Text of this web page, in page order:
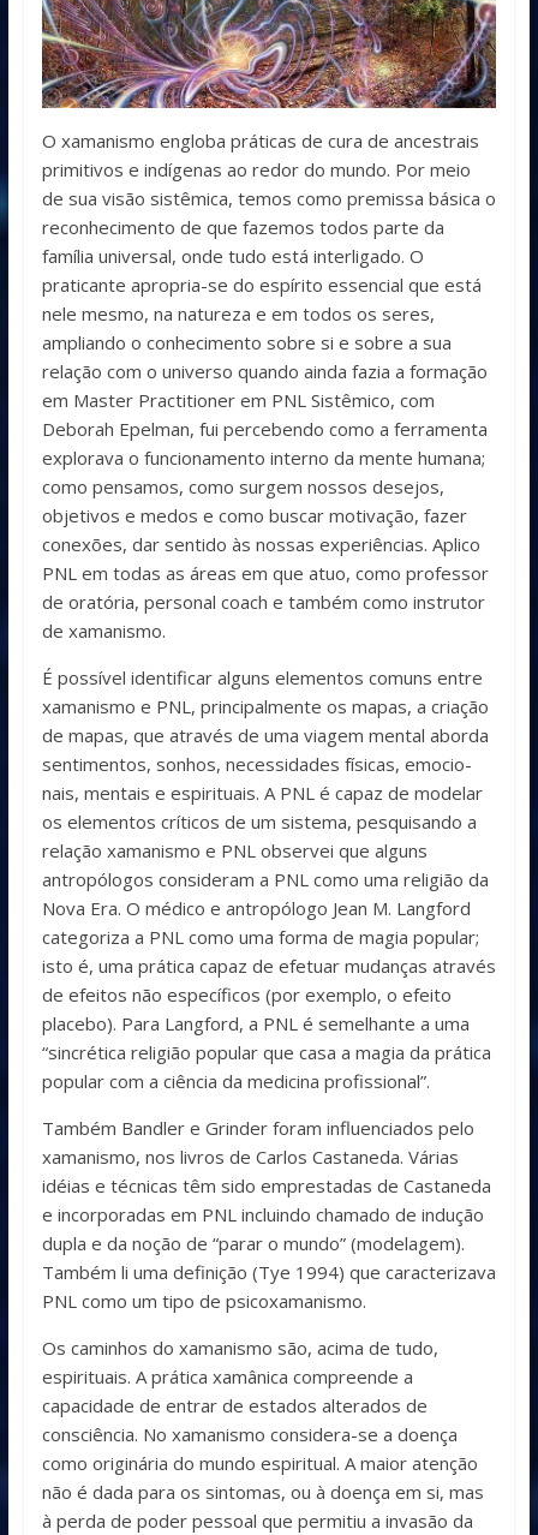
O xamanismo engloba práticas de cura de ancestrais
primitivos e indígenas ao redor do mundo. Por meio
de sua visão sistêmica, temos como premissa básica o
reconhecimento de que fazemos todos parte da
família universal, onde tudo está interligado. O
praticante apropria-se do espírito essencial que está
nele mesmo, na natureza e em todos os seres,
ampliando o conhecimento sobre si e sobre a sua
relação com o universo quando ainda fazia a formação
em Master Practitioner em PNL Sistêmico, com
Deborah Epelman, fui percebendo como a ferramenta
explorava o funcionamento interno da mente humana;
como pensamos, como surgem nossos desejos,
objetivos e medos e como buscar motivação, fazer
conexões, dar sentido às nossas experiências. Aplico
PNL em todas as áreas em que atuo, como professor
de oratória, personal coach e também como instrutor
de xamanismo.
É possível identificar alguns elementos comuns entre
xamanismo e PNL, principalmente os mapas, a criação
de mapas, que através de uma viagem mental aborda
sentimentos, sonhos, necessidades físicas, emocio­
nais, mentais e espirituais. A PNL é capaz de modelar
os elementos críticos de um sistema, pesquisando a
relação xamanismo e PNL observei que al­guns
antropólogos consideram a PNL como uma religião da
Nova Era. O médico e antropólogo Jean M. Langford
categoriza a PNL como uma forma de magia popular;
isto é, uma prática capaz de efetuar mudanças através
de efeitos não específicos (por exemplo, o efeito
placebo). Para Langford, a PNL é semelhante a uma
“sincrética religião popular que casa a magia da prática
popular com a ciência da medicina profissional”.
Também Bandler e Grinder foram influenciados pelo
xamanismo, nos livros de Carlos Castaneda. Várias
idéias e técnicas têm sido emprestadas de Castaneda
e incorporadas em PNL incluindo chamado de indução
dupla e da noção de “parar o mundo” (modelagem).
Também li uma definição (Tye 1994) que caracterizava
PNL como um tipo de psicoxamanismo.
Os caminhos do xamanismo são, acima de tudo,
espirituais. A prática xamânica compreende a
capacidade de entrar de estados alterados de
consciência. No xamanismo considera-se a doença
como originária do mundo espiritual. A maior atenção
não é dada para os sintomas, ou à doença em si, mas
à perda de poder pessoal que permitiu a invasão da